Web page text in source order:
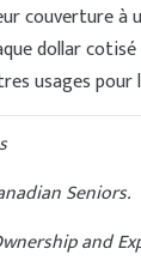
couverture à
dollar
usages pour
Seniors.
and